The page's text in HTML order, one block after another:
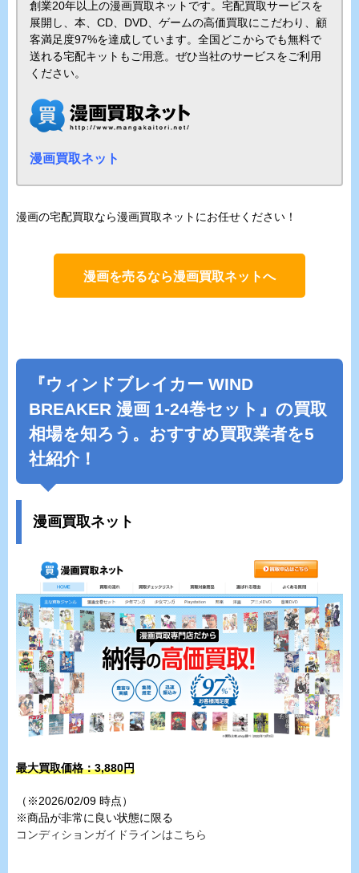
創業20年以上の漫画買取ネットです。宅配買取サービスを
展開し、本、CD、DVD、ゲームの高価買取にこだわり、顧
客満足度97%を達成しています。全国どこからでも無料で
送れる宅配キットもご用意。ぜひ当社のサービスをご利用
ください。
漫画買取ネット
漫画の宅配買取なら漫画買取ネットにお任せください！
漫画を売るなら漫画買取ネットへ
『ウィンドブレイカー WIND
BREAKER 漫画 1-24巻セット』の買取
相場を知ろう。おすすめ買取業者を5
社紹介！
漫画買取ネット
最大買取価格：3,880円
（※2026/02/09 時点）
※商品が非常に良い状態に限る
コンディションガイドラインはこちら